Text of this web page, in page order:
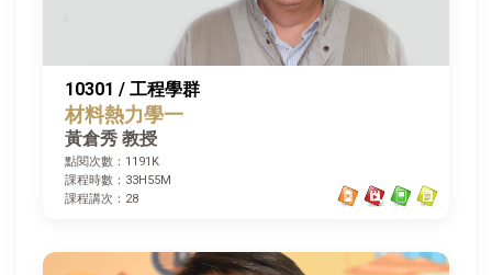
10301 / 工程學群
材料熱力學一
黃倉秀 教授
點閱次數：1191K
課程時數：33H55M
課程講次：28